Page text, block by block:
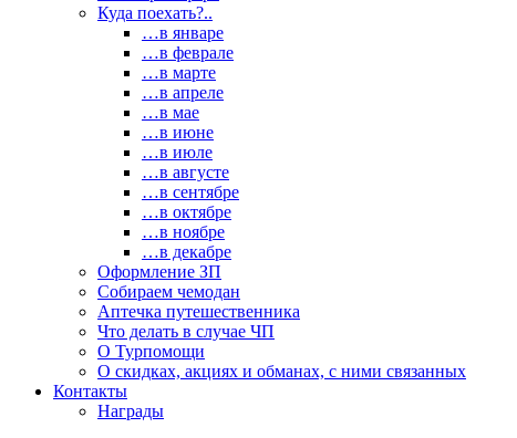
Куда поехать?..
…в январе
…в феврале
…в марте
…в апреле
…в мае
…в июне
…в июле
…в августе
…в сентябре
…в октябре
…в ноябре
…в декабре
Оформление ЗП
Собираем чемодан
Аптечка путешественника
Что делать в случае ЧП
О Турпомощи
О скидках, акциях и обманах, с ними связанных
Контакты
Награды